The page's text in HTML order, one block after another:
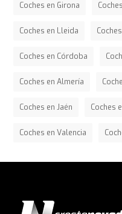
Coches en Girona
Coches en Lleida
Coches en Córdoba
Coches en Almería
Coches en Jaén Coches
Coches en Valencia